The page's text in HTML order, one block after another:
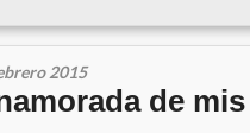
2015
de